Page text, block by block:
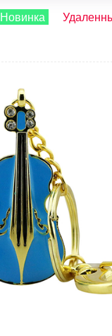
Новинка